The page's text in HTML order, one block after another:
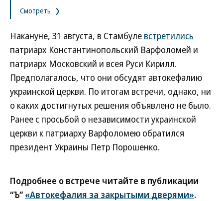
Смотреть
Накануне, 31 августа, в Стамбуле встретились
патриарх Константинопольский Варфоломей и
патриарх Московский и всея Руси Кирилл.
Предполагалось, что они обсудят автокефалию
украинской церкви. По итогам встречи, однако, ни
о каких достигнутых решения объявлено не было.
Ранее с просьбой о независимости украинской
церкви к патриарху Варфоломею обратился
президент Украины Петр Порошенко.
Подробнее о встрече читайте в публикации
“Ъ” «Автокефалия за закрытыми дверями».